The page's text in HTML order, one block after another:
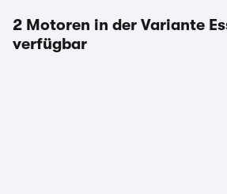
2 Motoren in der Variante
verfügbar